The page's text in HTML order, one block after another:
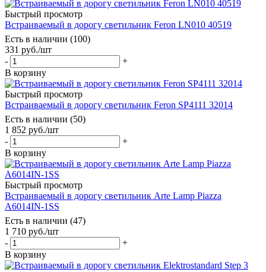
Быстрый просмотр
Встраиваемый в дорогу светильник Feron LN010 40519
Есть в наличии (100)
331 руб./шт
-
+
В корзину
Быстрый просмотр
Встраиваемый в дорогу светильник Feron SP4111 32014
Есть в наличии (50)
1 852 руб./шт
-
+
В корзину
Быстрый просмотр
Встраиваемый в дорогу светильник Arte Lamp Piazza
A6014IN-1SS
Есть в наличии (47)
1 710 руб./шт
-
+
В корзину